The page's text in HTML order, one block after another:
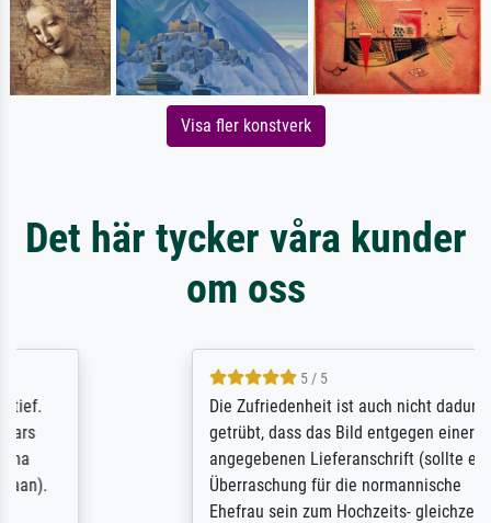
Visa fler konstverk
Det här tycker våra kunder
om oss
Die Zufriedenheit ist auch nicht dadurch
getrübt, dass das Bild entgegen einer
angegebenen Lieferanschrift (sollte eine
Überraschung für die normannische
Ehefrau sein zum Hochzeits- gleichzeitig